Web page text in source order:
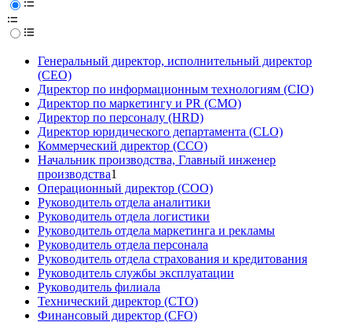
Генеральный директор, исполнительный директор
(CEO)
Директор по информационным технологиям (CIO)
Директор по маркетингу и PR (CMO)
Директор по персоналу (HRD)
Директор юридического департамента (CLO)
Коммерческий директор (CCO)
Начальник производства, Главный инженер
производства1
Операционный директор (COO)
Руководитель отдела аналитики
Руководитель отдела логистики
Руководитель отдела маркетинга и рекламы
Руководитель отдела персонала
Руководитель отдела страхования и кредитования
Руководитель службы эксплуатации
Руководитель филиала
Технический директор (CTO)
Финансовый директор (CFO)